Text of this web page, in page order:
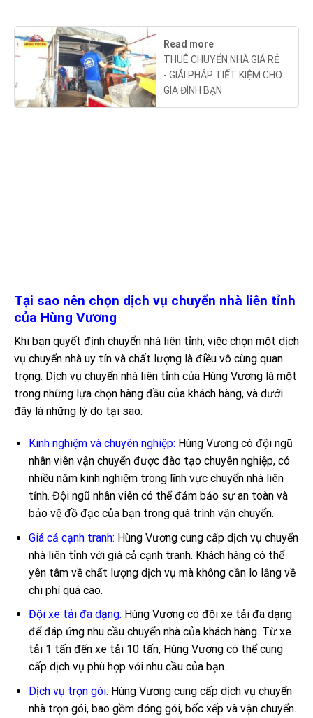
Read more
THUÊ CHUYỂN NHÀ GIÁ RẺ
- GIẢI PHÁP TIẾT KIỆM CHO
GIA ĐÌNH BẠN
Tại sao nên chọn dịch vụ chuyển nhà liên tỉnh
của Hùng Vương
Khi bạn quyết định chuyển nhà liên tỉnh, việc chọn một dịch
vụ chuyển nhà uy tín và chất lượng là điều vô cùng quan
trọng. Dịch vụ chuyển nhà liên tỉnh của Hùng Vương là một
trong những lựa chọn hàng đầu của khách hàng, và dưới
đây là những lý do tại sao:
Kinh nghiệm và chuyên nghiệp: Hùng Vương có đội ngũ
nhân viên vận chuyển được đào tạo chuyên nghiệp, có
nhiều năm kinh nghiệm trong lĩnh vực chuyển nhà liên
tỉnh. Đội ngũ nhân viên có thể đảm bảo sự an toàn và
bảo vệ đồ đạc của bạn trong quá trình vận chuyển.
Giá cả cạnh tranh: Hùng Vương cung cấp dịch vụ chuyển
nhà liên tỉnh với giá cả cạnh tranh. Khách hàng có thể
yên tâm về chất lượng dịch vụ mà không cần lo lắng về
chi phí quá cao.
Đội xe tải đa dạng: Hùng Vương có đội xe tải đa dạng
để đáp ứng nhu cầu chuyển nhà của khách hàng. Từ xe
tải 1 tấn đến xe tải 10 tấn, Hùng Vương có thể cung
cấp dịch vụ phù hợp với nhu cầu của bạn.
Dịch vụ trọn gói: Hùng Vương cung cấp dịch vụ chuyển
nhà trọn gói, bao gồm đóng gói, bốc xếp và vận chuyển.